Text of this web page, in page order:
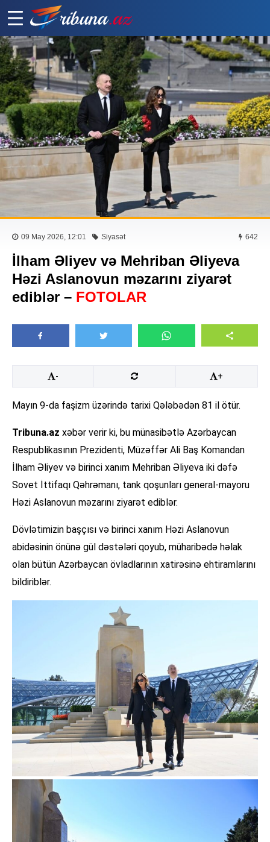
09 May 2026, 12:01 Siyasət 642
İlham Əliyev və Mehriban Əliyeva
Həzi Aslanovun məzarını ziyarət
ediblər – FOTOLAR
- +
Mayın 9-da faşizm üzərində tarixi Qələbədən 81 il ötür.
Tribuna.az xəbər verir ki, bu münasibətlə Azərbaycan
Respublikasının Prezidenti, Müzəffər Ali Baş Komandan
İlham Əliyev və birinci xanım Mehriban Əliyeva iki dəfə
Sovet İttifaqı Qəhrəmanı, tank qoşunları general-mayoru
Həzi Aslanovun məzarını ziyarət ediblər.
Dövlətimizin başçısı və birinci xanım Həzi Aslanovun
abidəsinin önünə gül dəstələri qoyub, müharibədə həlak
olan bütün Azərbaycan övladlarının xatirəsinə ehtiramlarını
bildiriblər.